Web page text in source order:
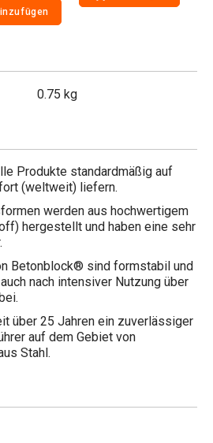
0.75 kg
Produkte standardmäßig auf
(weltweit) liefern.
werden aus hochwertigem
hergestellt und haben eine sehr
Betonblock® sind formstabil und
nach intensiver Nutzung über
über 25 Jahren ein zuverlässiger
auf dem Gebiet von
Stahl.